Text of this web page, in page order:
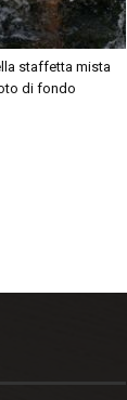
staffetta mista
di fondo